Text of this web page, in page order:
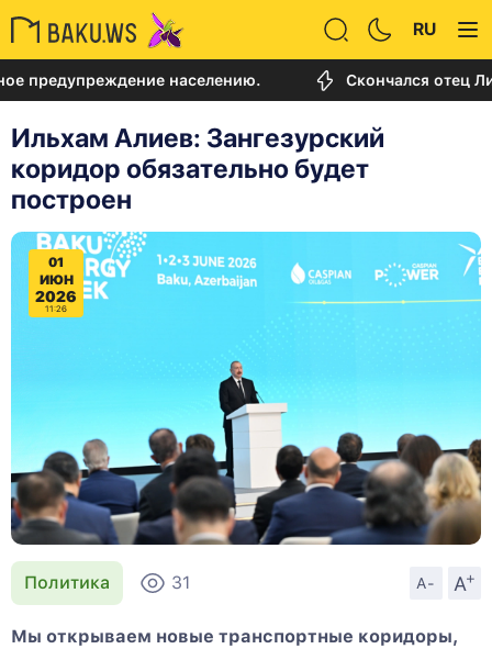
RU
населению. Скончался отец
Ильхам Алиев: Зангезурский
коридор обязательно будет
построен
01
ИЮН
2026
11:26
Политика 31 A- A
+
Мы открываем новые транспортные коридоры,